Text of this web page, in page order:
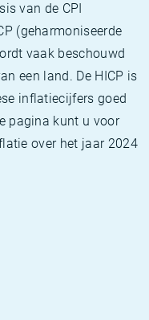
van de CPI
(geharmoniseerde
vaak beschouwd
een land. De HICP is
inflatiecijfers goed
pagina kunt u voor
over het jaar 2024